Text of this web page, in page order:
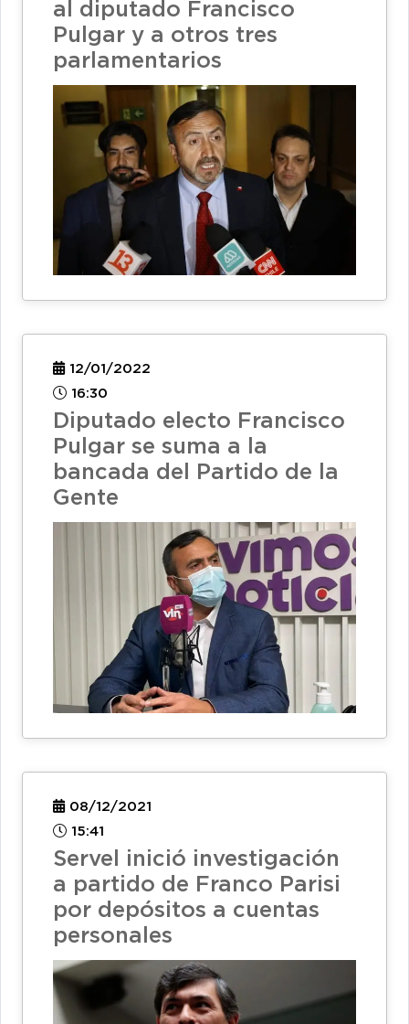
al diputado Francisco
Pulgar y a otros tres
parlamentarios
12/01/2022
16:30
Diputado electo Francisco
Pulgar se suma a la
bancada del Partido de la
Gente
08/12/2021
15:41
Servel inició investigación
a partido de Franco Parisi
por depósitos a cuentas
personales